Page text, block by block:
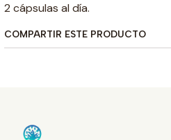
2 cápsulas al día.
COMPARTIR ESTE PRODUCTO